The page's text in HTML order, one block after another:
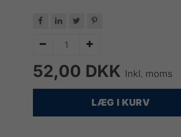
   
 
52,00 DKK Inkl. moms
LÆG I KURV